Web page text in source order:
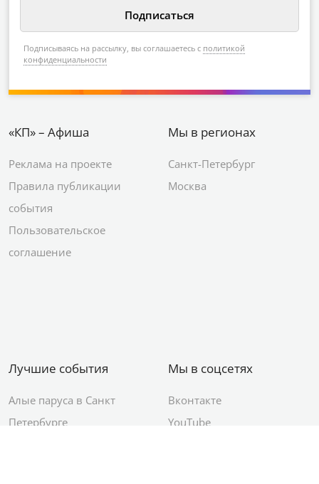
Подписываясь на рассылку, вы соглашаетесь с политикой
конфиденциальности
«КП» – Афиша
Реклама на проекте
Правила публикации
события
Пользовательское
соглашение
Мы в регионах
Санкт-Петербург
Москва
Лучшие события
Алые паруса в Санкт
Петербурге
Мы в соцсетях
Вконтакте
YouTube